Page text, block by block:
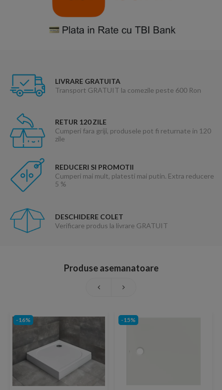
LIVRARE GRATUITA
Transport GRATUIT la comezile peste 600 Ron
RETUR 120 ZILE
Cumperi fara griji, produsele pot fi returnate in 120
zile
REDUCERI SI PROMOTII
Cumperi mai mult, platesti mai putin. Extra reducere
5 %
DESCHIDERE COLET
Verificare produs la livrare GRATUIT
Produse asemanatoare
-16% -15%